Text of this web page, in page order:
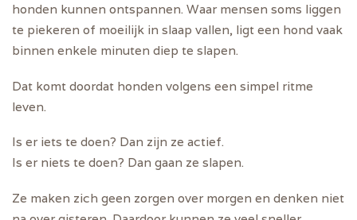
honden kunnen ontspannen. Waar mensen soms liggen
te piekeren of moeilijk in slaap vallen, ligt een hond vaak
binnen enkele minuten diep te slapen.
Dat komt doordat honden volgens een simpel ritme
leven.
Is er iets te doen? Dan zijn ze actief.
Is er niets te doen? Dan gaan ze slapen.
Ze maken zich geen zorgen over morgen en denken niet